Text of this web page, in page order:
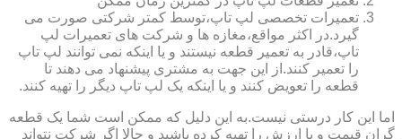
تعمیرات تخصصی لپ تاپ،توسط کمتر شرکتی صورت می
گیرد.در اکثر مواقع،مغازه ها و شرکت های تعمیرات لپ
تاپ،قادر به تعمیر قطعه نیستند و یا اینکه نمی توانند لپ تاپ
را تعمیر کنند.از این جهت به مشتری پیشنهاد می دهند تا
قطعه را تعویض کنند و یا اینکه یک لپ تاپ دیگر را تهیه کنند.
اما این کار درستی نیست.به این دلیل که ممکن است شما یک قطعه
گران قیمت و با ارزش را تهیه کرده باشید و حالا اگر شرکت نتواند